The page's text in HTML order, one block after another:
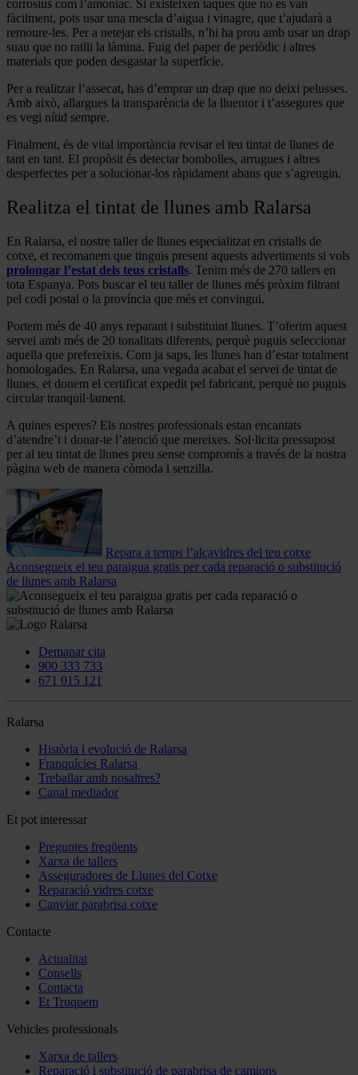
corrosius com l’amoníac. Si existeixen taques que no es van
fàcilment, pots usar una mescla d’aigua i vinagre, que t’ajudarà a
remoure-les. Per a netejar els cristalls, n’hi ha prou amb usar un drap
suau que no ratlli la làmina. Fuig del paper de periòdic i altres
materials que poden desgastar la superfície.
Per a realitzar l’assecat, has d’emprar un drap que no deixi pelusses.
Amb això, allargues la transparència de la lluentor i t’assegures que
es vegi nítid sempre.
Finalment, és de vital importància revisar el teu tintat de llunes de
tant en tant. El propòsit és detectar bombolles, arrugues i altres
desperfectes per a solucionar-los ràpidament abans que s’agreugin.
Realitza el tintat de llunes amb Ralarsa
En Ralarsa, el nostre taller de llunes especialitzat en cristalls de
cotxe, et recomanem que tinguis present aquests advertiments si vols
prolongar l’estat dels teus cristalls. Tenim més de 270 tallers en
tota Espanya. Pots buscar el teu taller de llunes més pròxim filtrant
pel codi postal o la província que més et convingui.
Portem més de 40 anys reparant i substituint llunes. T’oferim aquest
servei amb més de 20 tonalitats diferents, perquè puguis seleccionar
aquella que prefereixis. Com ja saps, les llunes han d’estar totalment
homologades. En Ralarsa, una vegada acabat el servei de tintat de
llunes, et donem el certificat expedit pel fabricant, perquè no puguis
circular tranquil·lament.
A quines esperes? Els nostres professionals estan encantats
d’atendre’t i donar-te l’atenció que mereixes. Sol·licita pressupost
per al teu tintat de llunes preu sense compromís a través de la nostra
pàgina web de manera còmoda i senzilla.
Repara a temps l’alçavidres del teu cotxe
Aconsegueix el teu paraigua gratis per cada reparació o substitució
de llunes amb Ralarsa
Demanar cita
900 333 733
671 015 121
Ralarsa
Història i evolució de Ralarsa
Franquícies Ralarsa
Treballar amb nosaltres?
Canal mediador
Et pot interessar
Preguntes freqüents
Xarxa de tallers
Asseguradores de Llunes del Cotxe
Reparació vidres cotxe
Canviar parabrisa cotxe
Contacte
Actualitat
Consells
Contacta
Et Truquem
Vehicles professionals
Xarxa de tallers
Reparació i substitució de parabrisa de camions